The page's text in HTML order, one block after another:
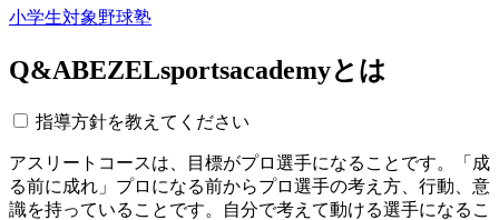
小学生対象野球塾
Q&ABEZELsportsacademyとは
指導方針を教えてください
アスリートコースは、目標がプロ選手になることです。「成
る前に成れ」プロになる前からプロ選手の考え方、行動、意
識を持っていることです。自分で考えて動ける選手になるこ